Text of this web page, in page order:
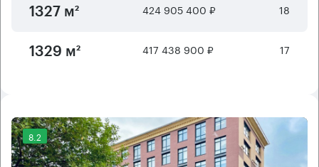
1327 м² 424 905 400 ₽ 18
1329 м² 417 438 900 ₽ 17
8.2